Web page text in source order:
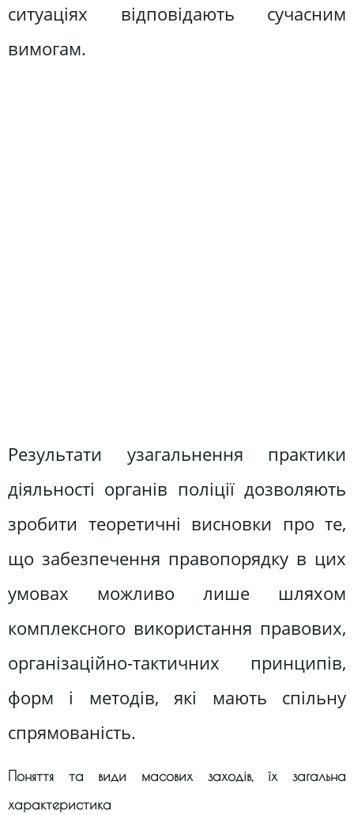
ситуаціях відповідають сучасним
вимогам.
Результати узагальнення практики
діяльності органів поліції дозволяють
зробити теоретичні висновки про те,
що забезпечення правопорядку в цих
умовах можливо лише шляхом
комплексного використання правових,
організаційно-тактичних принципів,
форм і методів, які мають спільну
спрямованість.
Поняття та види масових заходів, їх загальна
характеристика